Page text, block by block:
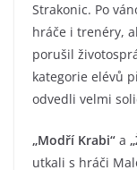
Strakonic. Po
hráče i trenéry,
porušil
kategorie elévů
odvedli velmi
„Modří Krabi“ a
utkali s hráči